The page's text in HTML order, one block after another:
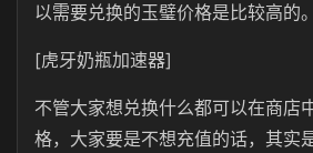
以需要兑换的玉璧价格是比较高的。
[虎牙奶瓶加速器]
不管大家想兑换什么都可以在商店
格，大家要是不想充值的话，其实